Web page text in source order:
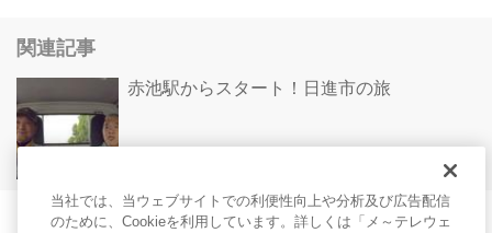
関連記事
赤池駅からスタート！日進市の旅
当社では、当ウェブサイトでの利便性向上や分析及び広告配信
のために、Cookieを利用しています。詳しくは「メ～テレウェ